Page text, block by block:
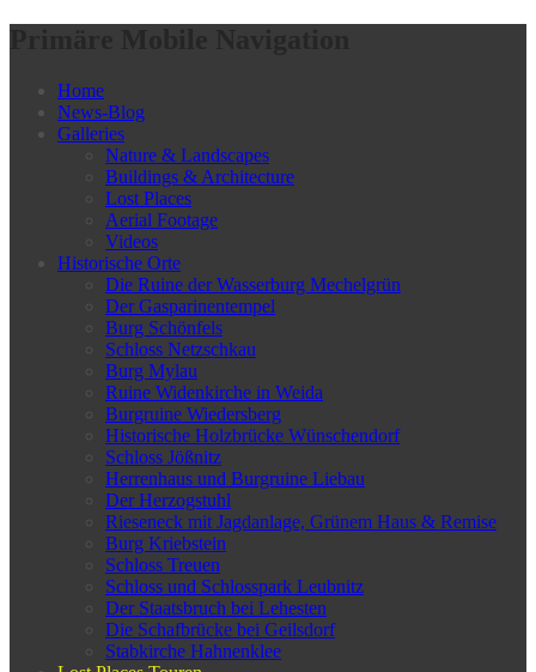
Home
News-Blog
Galleries
Nature & Landscapes
Buildings & Architecture
Lost Places
Aerial Footage
Videos
Historische Orte
Die Ruine der Wasserburg Mechelgrün
Der Gasparinentempel
Burg Schönfels
Schloss Netzschkau
Burg Mylau
Ruine Widenkirche in Weida
Burgruine Wiedersberg
Historische Holzbrücke Wünschendorf
Schloss Jößnitz
Herrenhaus und Burgruine Liebau
Der Herzogstuhl
Rieseneck mit Jagdanlage, Grünem Haus & Remise
Burg Kriebstein
Schloss Treuen
Schloss und Schlosspark Leubnitz
Der Staatsbruch bei Lehesten
Die Schafbrücke bei Geilsdorf
Stabkirche Hahnenklee